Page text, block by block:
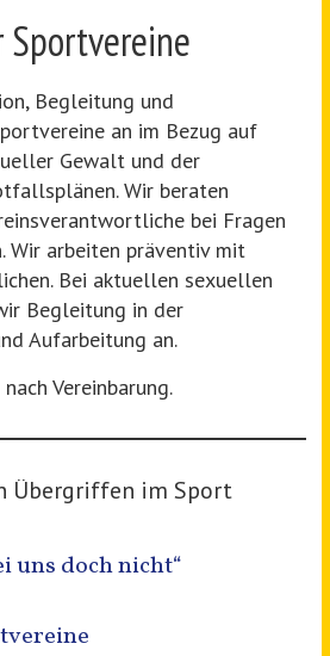
Begleitung und
an im Bezug auf
Gewalt und der
Wir beraten
bei Fragen
Wir arbeiten präventiv mit
Bei aktuellen sexuellen
Begleitung in der
Aufarbeitung an.
Vereinbarung.
Übergriffen im Sport
uns doch nicht“